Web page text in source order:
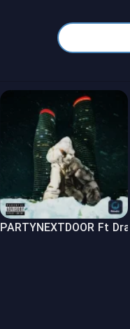
PARTYNEXTDOOR Ft